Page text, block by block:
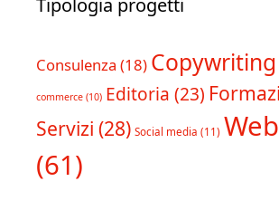
Tipologia progetti
Consulenza (18) Copywriting
commerce (10) Editoria (23)
Servizi (28) Social media (11)
(61)